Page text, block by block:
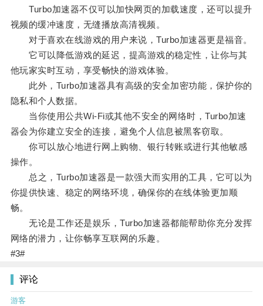
Turbo加速器不仅可以加快网页的加载速度，还可以提升
视频的缓冲速度，无缝播放高清视频。
对于喜欢在线游戏的用户来说，Turbo加速器更是福音。
它可以降低游戏的延迟，提高游戏的稳定性，让你与其
他玩家实时互动，享受畅快的游戏体验。
此外，Turbo加速器具有高级的安全加密功能，保护你的
隐私和个人数据。
当你使用公共Wi-Fi或其他不安全的网络时，Turbo加速
器会为你建立安全的连接，避免个人信息被黑客窃取。
你可以放心地进行网上购物、银行转账或进行其他敏感
操作。
总之，Turbo加速器是一款强大而实用的工具，它可以为
你提供快速、稳定的网络环境，确保你的在线体验更加顺
畅。
无论是工作还是娱乐，Turbo加速器都能帮助你充分发挥
网络的潜力，让你畅享互联网的乐趣。
#3#
评论
游客